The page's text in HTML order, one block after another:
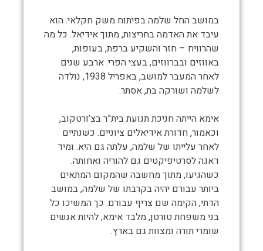
במושב החל שלמה בפיתוח משק חקלאי. הוא
עיבד את האדמה בחריצות, מתוך אידיאל. כל מה
שהרוויח – חזר והשקיע ברפת, בעופות,
באווזים ובברווזים, בעצי הפרי. ארבע שנים
לאחר המעבר למושב, באפריל 1938, נולדה
לשלמה ושורקה בת, אסתר.
אימא הייתה חניכת תנועת בית”ר בצ’ורטקוב,
וכאמור, חדורת אידיאלים ציוניים. כשנתיים
לאחר עלייתו של שלמה, עלתה גם היא. ומיד
דאגה לסרטיפיקטים גם להוריה ואחותה.
כשהגיעו, מתוך מחשבה שהמקום המתאים
ביותר עבורם יהיה בקרבתו של שלמה, במושב
הדתי, הקימה שם צריף עבורם. כך המשיכו כל
בני משפחת טורטן, מלבד אימא, להיות אנשים
שומרי תורה ומצוות גם בארץ.